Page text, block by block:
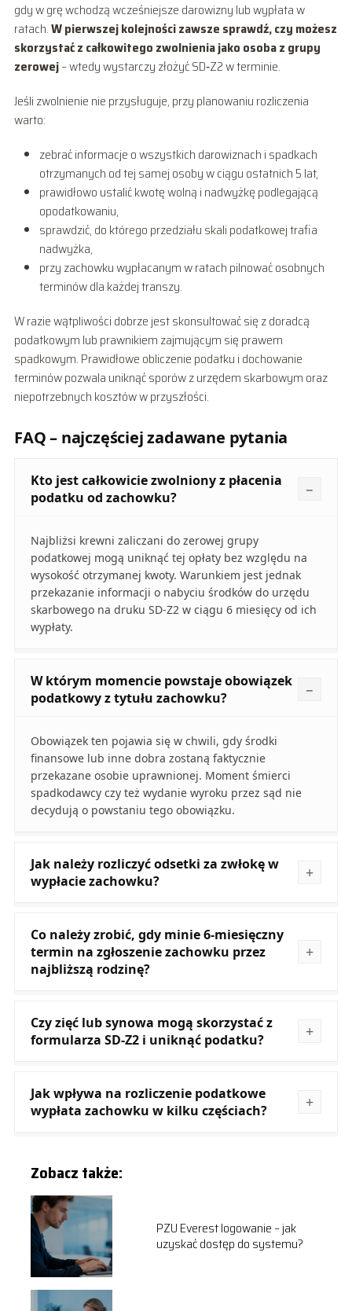
gdy w grę wchodzą wcześniejsze darowizny lub wypłata w
ratach.W pierwszej kolejności zawsze sprawdź, czy możesz
skorzystać z całkowitego zwolnienia jako osoba z grupy
zerowej– wtedy wystarczy złożyć SD‑Z2 w terminie.
Jeśli zwolnienie nie przysługuje, przy planowaniu rozliczenia
warto:
zebrać informacje o wszystkich darowiznach i spadkach
otrzymanych od tej samej osoby w ciągu ostatnich 5 lat,
prawidłowo ustalić kwotę wolną i nadwyżkę podlegającą
opodatkowaniu,
sprawdzić, do którego przedziału skali podatkowej trafia
nadwyżka,
przy zachowku wypłacanym w ratach pilnować osobnych
terminów dla każdej transzy.
W razie wątpliwości dobrze jest skonsultować się z doradcą
podatkowym lub prawnikiem zajmującym się prawem
spadkowym. Prawidłowe obliczenie podatku i dochowanie
terminów pozwala uniknąć sporów z urzędem skarbowym oraz
niepotrzebnych kosztów w przyszłości.
FAQ – najczęściej zadawane pytania
Kto jest całkowicie zwolniony z płacenia
podatku od zachowku?
Najbliżsi krewni zaliczani do zerowej grupy
podatkowej mogą uniknąć tej opłaty bez względu na
wysokość otrzymanej kwoty. Warunkiem jest jednak
przekazanie informacji o nabyciu środków do urzędu
skarbowego na druku SD-Z2 w ciągu 6 miesięcy od ich
wypłaty.
W którym momencie powstaje obowiązek
podatkowy z tytułu zachowku?
Obowiązek ten pojawia się w chwili, gdy środki
finansowe lub inne dobra zostaną faktycznie
przekazane osobie uprawnionej. Moment śmierci
spadkodawcy czy też wydanie wyroku przez sąd nie
decydują o powstaniu tego obowiązku.
Jak należy rozliczyć odsetki za zwłokę w
wypłacie zachowku?
Co należy zrobić, gdy minie 6-miesięczny
termin na zgłoszenie zachowku przez
najbliższą rodzinę?
Czy zięć lub synowa mogą skorzystać z
formularza SD-Z2 i uniknąć podatku?
Jak wpływa na rozliczenie podatkowe
wypłata zachowku w kilku częściach?
Zobacz także:
PZU Everest logowanie – jak
uzyskać dostęp do systemu?